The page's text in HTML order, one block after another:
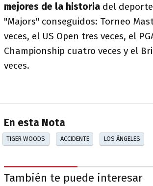
mejores de la historia del deporte
"Majors" conseguidos: Torneo
veces, el US Open tres veces, el
Championship cuatro veces y el
veces.
En esta Nota
TIGER WOODS ACCIDENTE LOS ÁNGELES
También te puede interesar